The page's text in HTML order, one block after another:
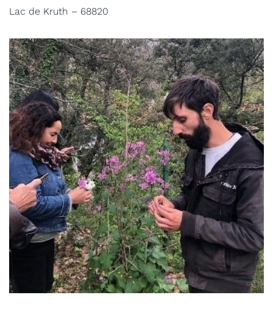
Lac de Kruth – 68820